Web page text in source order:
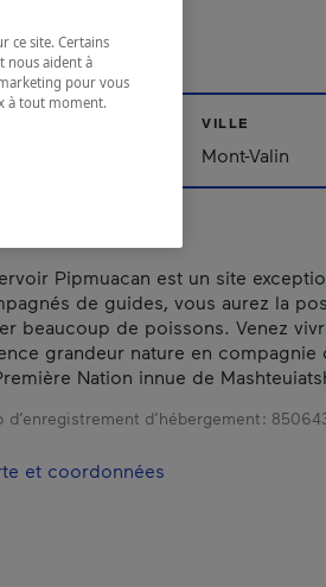
VILLE
Mont-Valin
Pipmuacan est un site
de guides, vous aurez la
beaucoup de poissons. Venez
grandeur nature en compagnie
Nation innue de
d’enregistrement d’hébergement :
et coordonnées
ce site. Certains
nous aident à
pour vous
à tout moment.
fenêtre.